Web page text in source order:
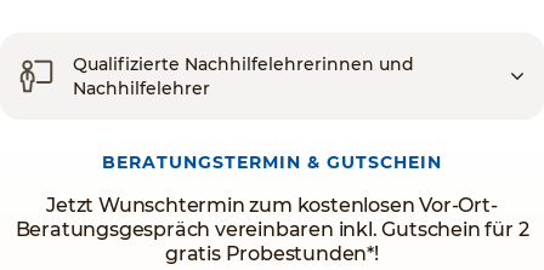
Qualifizierte Nachhilfelehrerinnen und
Nachhilfelehrer
BERATUNGSTERMIN & GUTSCHEIN
Jetzt Wunschtermin zum kostenlosen Vor-Ort-
Beratungsgespräch vereinbaren inkl. Gutschein für 2
gratis Probestunden*!